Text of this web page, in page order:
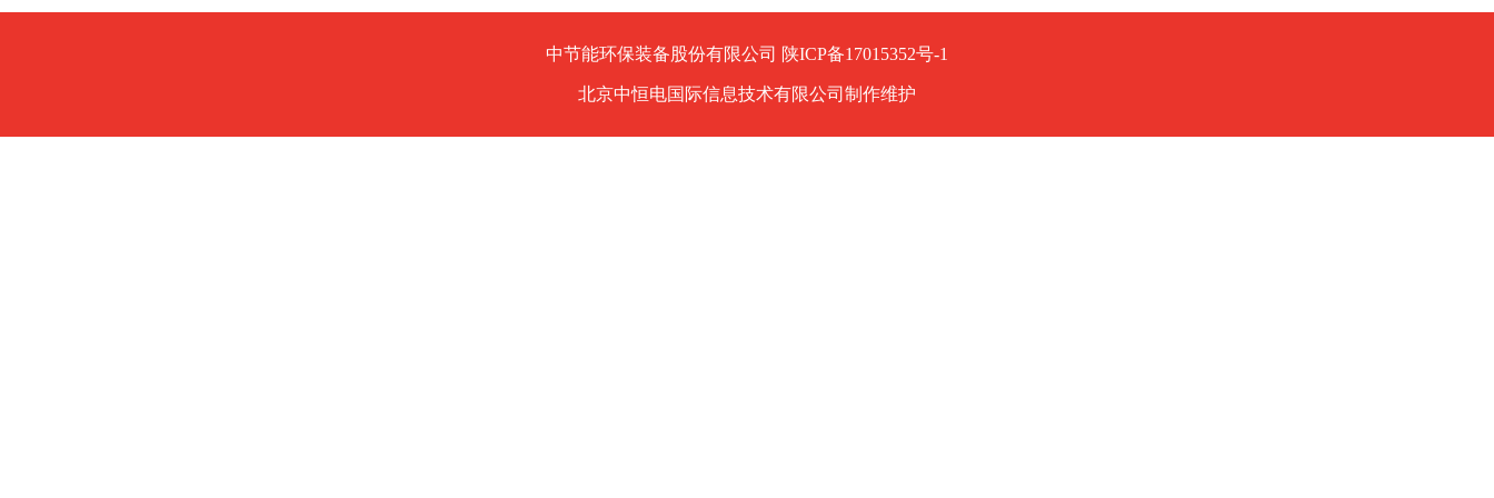
中节能环保装备股份有限公司 陕ICP备17015352号-1
北京中恒电国际信息技术有限公司制作维护